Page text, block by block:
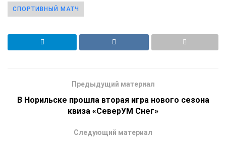
СПОРТИВНЫЙ МАТЧ
Предыдущий материал
В Норильске прошла вторая игра нового сезона
квиза «СеверУМ Снег»
Следующий материал